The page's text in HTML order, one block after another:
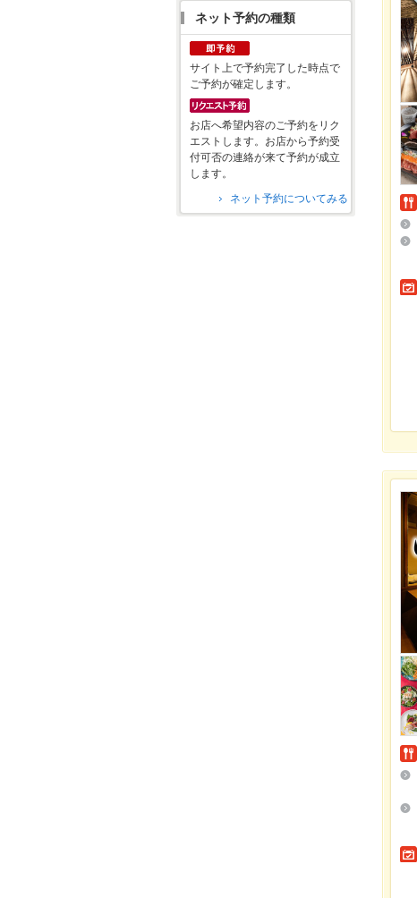
ネット予約の種類
サイト上で予約完了した時点で
ご予約が確定します。
お店へ希望内容のご予約をリク
エストします。お店から予約受
付可否の連絡が来て予約が成立
します。
ネット予約についてみる